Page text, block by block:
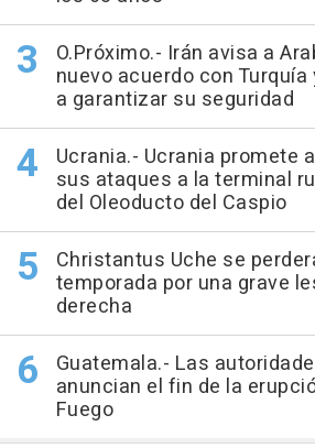
O.Próximo.- Irán avisa a
nuevo acuerdo con
a garantizar su seguridad
Ucrania.- Ucrania promete
sus ataques a la terminal
del Oleoducto del Caspio
Christantus Uche se
temporada por una grave
derecha
Guatemala.- Las
anuncian el fin de la
Fuego